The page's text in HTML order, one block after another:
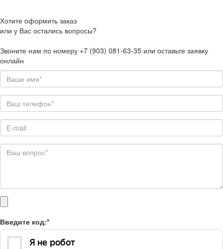
Хотите оформить заказ
или у Вас остались вопросы?
Звоните нам по номеру +7 (903) 081-63-35 или оставьте заявку
онлайн
Введите код:*